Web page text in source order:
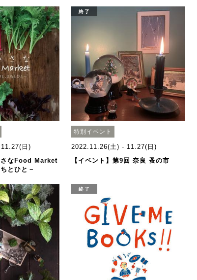
日)
さなFood Market
とひと－
終了
特別イベント
2022.11.26(土) - 11.27(日)
【イベント】第9回 奈良 蚤の市
終了